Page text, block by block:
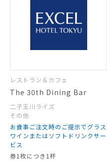
レストラン＆カフェ
The 30th Dining Bar
二子玉川ライズ
その他
お食事ご注文時のご提示でグラス
ワインまたはソフトドリンクサー
ビス
券1枚につき1杯